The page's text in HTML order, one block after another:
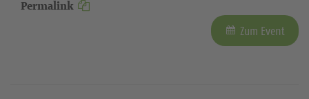
Permalink
Zum Event